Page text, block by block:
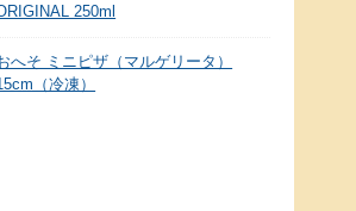
250ml
へそ ミニピザ（マルゲリータ）
（冷凍）